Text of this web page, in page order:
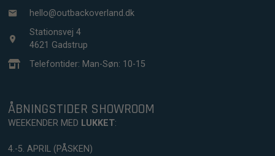
hello@outbackoverland.dk
Stationsvej 4
4621 Gadstrup
Telefontider: Man-Søn: 10-15
ÅBNINGSTIDER SHOWROOM
WEEKENDER MED LUKKET:
4.-5. APRIL (PÅSKEN)